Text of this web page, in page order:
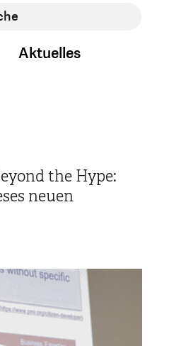
Aktuelles
the Hype:
neuen